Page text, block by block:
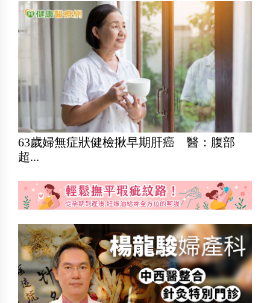
63歲婦無症狀健檢揪早期肝癌 醫：腹部
超...